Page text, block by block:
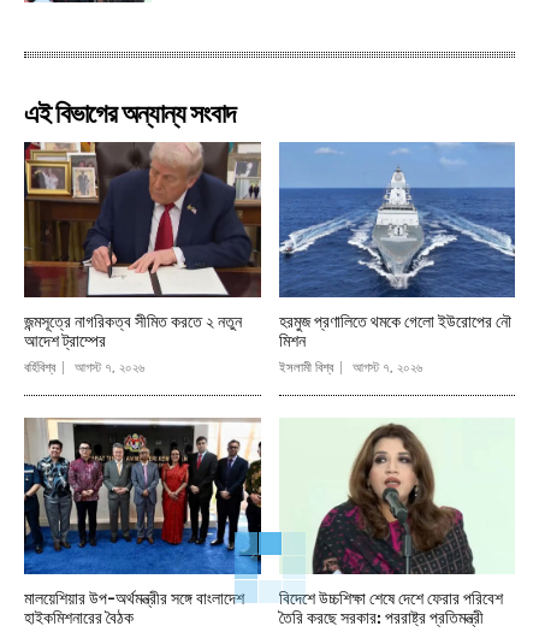
এই বিভাগের অন্যান্য সংবাদ
জন্মসূত্রে নাগরিকত্ব সীমিত করতে ২ নতুন
আদেশ ট্রাম্পের
বর্হিবিশ্ব আগস্ট ৭, ২০২৬
হরমুজ প্রণালিতে থমকে গেলো ইউরোপের নৌ
মিশন
ইসলামী বিশ্ব আগস্ট ৭, ২০২৬
মালয়েশিয়ার উপ-অর্থমন্ত্রীর সঙ্গে বাংলাদেশ
হাইকমিশনারের বৈঠক
বিদেশে উচ্চশিক্ষা শেষে দেশে ফেরার পরিবেশ
তৈরি করছে সরকার: পররাষ্ট্র প্রতিমন্ত্রী